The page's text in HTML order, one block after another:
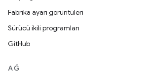
Fabrika ayarı görüntüleri
Sürücü ikili programları
GitHub
AĞ